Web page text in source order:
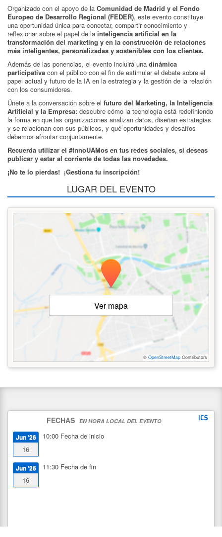
Organizado con el apoyo de la Comunidad de Madrid y el Fondo
Europeo de Desarrollo Regional (FEDER), este evento constituye
una oportunidad única para conectar, compartir conocimiento y
reflexionar sobre el papel de la inteligencia artificial en la
transformación del marketing y en la construcción de relaciones
más inteligentes, personalizadas y sostenibles con los clientes.
Además de las ponencias, el evento incluirá una dinámica
participativa con el público con el fin de estimular el debate sobre el
papel actual y futuro de la IA en la estrategia y la gestión de la relación
con los consumidores.
Únete a la conversación sobre el futuro del Marketing, la Inteligencia
Artificial y la Empresa: descubre cómo la tecnología está redefiniendo
la forma en que las organizaciones analizan datos, diseñan estrategias
y se relacionan con sus públicos, y qué oportunidades y desafíos
debemos afrontar conjuntamente.
Recuerda utilizar el #InnoUAMos en tus redes sociales, si deseas
publicar y estar al corriente de todas las novedades.
¡No te lo pierdas! ¡Gestiona tu inscripción!
LUGAR DEL EVENTO
Ver mapa
© OpenStreetMap Contributors
FECHAS EN HORA LOCAL DEL EVENTO
Jun '26
16
10:00 Fecha de inicio
Jun '26
16
11:30 Fecha de fin